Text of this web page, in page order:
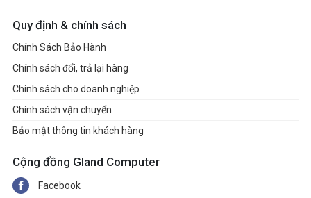
Quy định & chính sách
Chính Sách Bảo Hành
Chính sách đổi, trả lại hàng
Chính sách cho doanh nghiệp
Chính sách vận chuyển
Bảo mật thông tin khách hàng
Cộng đồng Gland Computer
Facebook